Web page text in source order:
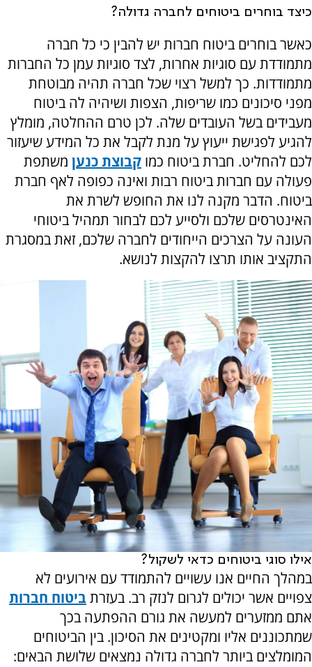
כיצד בוחרים ביטוחים לחברה גדולה?
כאשר בוחרים ביטוח חברות יש להבין כי כל חברה
מתמודדת עם סוגיות אחרות, לצד סוגיות עמן כל החברות
מתמודדות. כך למשל רצוי שכל חברה תהיה מבוטחת
מפני סיכונים כמו שריפות, הצפות ושיהיה לה ביטוח
מעבידים בשל העובדים שלה. לכן טרם ההחלטה, מומלץ
להגיע לפגישת ייעוץ על מנת לקבל את כל המידע שיעזור
לכם להחליט. חברת ביטוח כמו קבוצת כנען משתפת
פעולה עם חברות ביטוח רבות ואינה כפופה לאף חברת
ביטוח. הדבר מקנה לנו את החופש לשרת את
האינטרסים שלכם ולסייע לכם לבחור תמהיל ביטוחי
העונה על הצרכים הייחודים לחברה שלכם, זאת במסגרת
התקציב אותו תרצו להקצות לנושא.
אילו סוגי ביטוחים כדאי לשקול?
במהלך החיים אנו עשויים להתמודד עם אירועים לא
צפויים אשר יכולים לגרום לנזק רב. בעזרת ביטוח חברות
אתם ממזערים למעשה את גורם ההפתעה בכך
שמתכוננים אליו ומקטינים את הסיכון. בין הביטוחים
המומלצים ביותר לחברה גדולה נמצאים שלושת הבאים: